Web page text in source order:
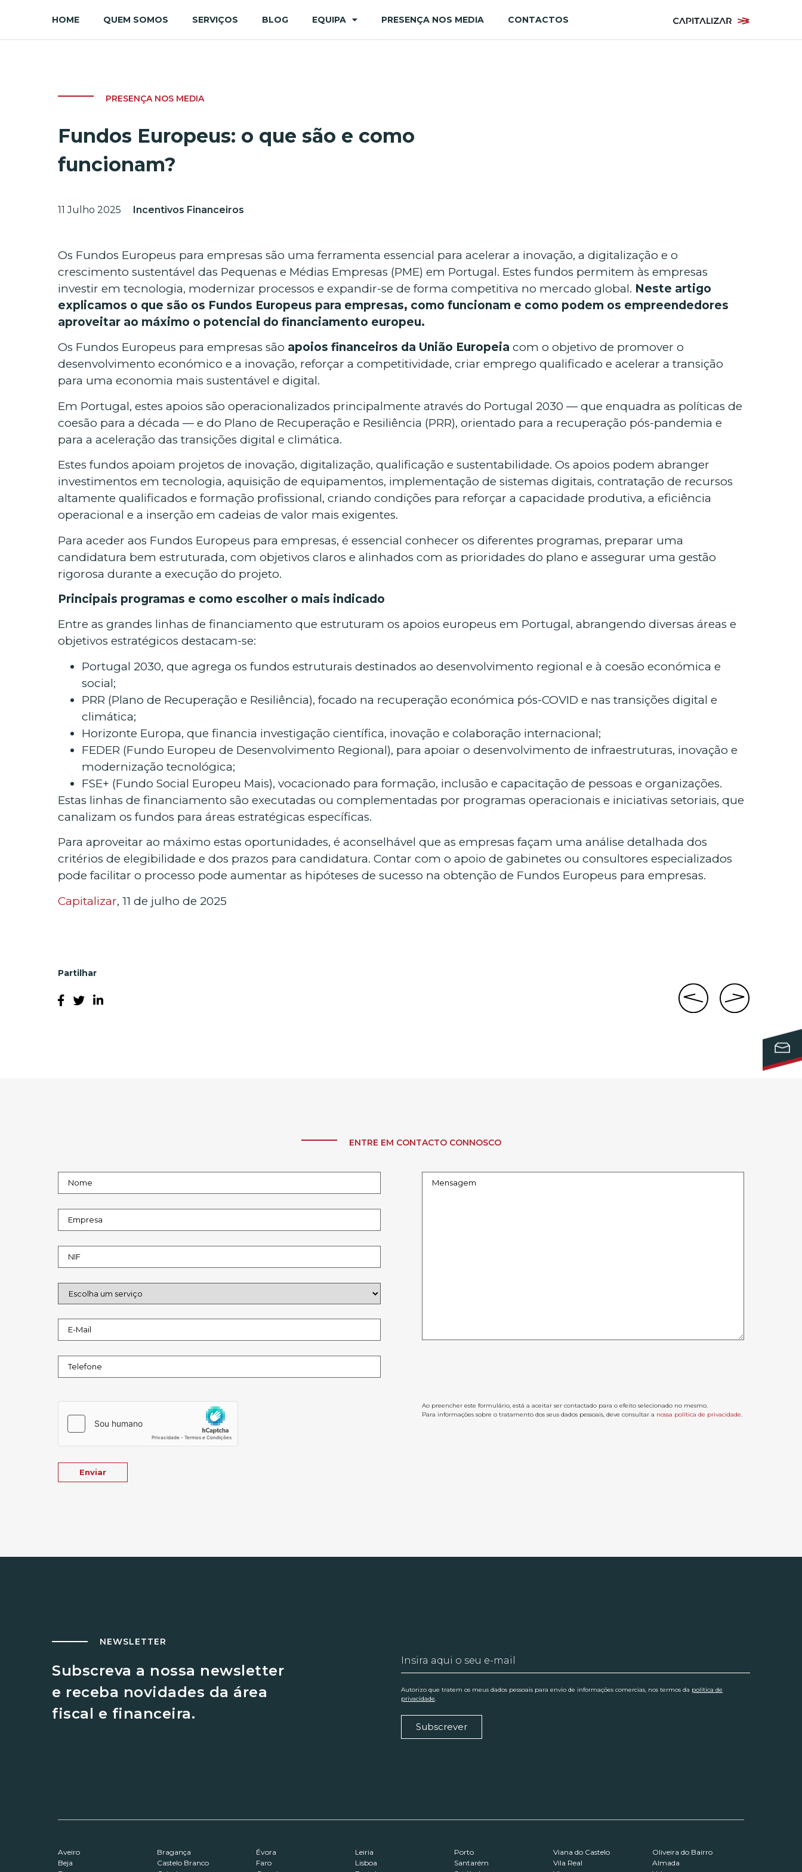
HOME QUEM SOMOS SERVIÇOS BLOG EQUIPA PRESENÇA NOS MEDIA CONTACTOS
PRESENÇA NOS MEDIA
Fundos Europeus: o que são e como
funcionam?
11 Julho 2025 Incentivos Financeiros
Os Fundos Europeus para empresas são uma ferramenta essencial para acelerar a inovação, a digitalização e o
crescimento sustentável das Pequenas e Médias Empresas (PME) em Portugal. Estes fundos permitem às empresas
investir em tecnologia, modernizar processos e expandir-se de forma competitiva no mercado global. Neste artigo
explicamos o que são os Fundos Europeus para empresas, como funcionam e como podem os empreendedores
aproveitar ao máximo o potencial do financiamento europeu.
Os Fundos Europeus para empresas são apoios financeiros da União Europeia com o objetivo de promover o
desenvolvimento económico e a inovação, reforçar a competitividade, criar emprego qualificado e acelerar a transição
para uma economia mais sustentável e digital.
Em Portugal, estes apoios são operacionalizados principalmente através do Portugal 2030 — que enquadra as políticas de
coesão para a década — e do Plano de Recuperação e Resiliência (PRR), orientado para a recuperação pós-pandemia e
para a aceleração das transições digital e climática.
Estes fundos apoiam projetos de inovação, digitalização, qualificação e sustentabilidade. Os apoios podem abranger
investimentos em tecnologia, aquisição de equipamentos, implementação de sistemas digitais, contratação de recursos
altamente qualificados e formação profissional, criando condições para reforçar a capacidade produtiva, a eficiência
operacional e a inserção em cadeias de valor mais exigentes.
Para aceder aos Fundos Europeus para empresas, é essencial conhecer os diferentes programas, preparar uma
candidatura bem estruturada, com objetivos claros e alinhados com as prioridades do plano e assegurar uma gestão
rigorosa durante a execução do projeto.
Principais programas e como escolher o mais indicado
Entre as grandes linhas de financiamento que estruturam os apoios europeus em Portugal, abrangendo diversas áreas e
objetivos estratégicos destacam-se:
Portugal 2030, que agrega os fundos estruturais destinados ao desenvolvimento regional e à coesão económica e
social;
PRR (Plano de Recuperação e Resiliência), focado na recuperação económica pós-COVID e nas transições digital e
climática;
Horizonte Europa, que financia investigação científica, inovação e colaboração internacional;
FEDER (Fundo Europeu de Desenvolvimento Regional), para apoiar o desenvolvimento de infraestruturas, inovação e
modernização tecnológica;
FSE+ (Fundo Social Europeu Mais), vocacionado para formação, inclusão e capacitação de pessoas e organizações.
Estas linhas de financiamento são executadas ou complementadas por programas operacionais e iniciativas setoriais, que
canalizam os fundos para áreas estratégicas específicas.
Para aproveitar ao máximo estas oportunidades, é aconselhável que as empresas façam uma análise detalhada dos
critérios de elegibilidade e dos prazos para candidatura. Contar com o apoio de gabinetes ou consultores especializados
pode facilitar o processo pode aumentar as hipóteses de sucesso na obtenção de Fundos Europeus para empresas.
Capitalizar, 11 de julho de 2025
Partilhar
ENTRE EM CONTACTO CONNOSCO
Ao preencher este formulário, está a aceitar ser contactado para o efeito selecionado no mesmo.
Para informações sobre o tratamento dos seus dados pessoais, deve consultar a nossa política de privacidade.
NEWSLETTER
Subscreva a nossa newsletter
e receba novidades da área
fiscal e financeira.
Autorizo que tratem os meus dados pessoais para envio de informações comercias, nos termos da política de
privacidade.
Subscrever
Aveiro
Beja
Bragança
Castelo Branco
Évora
Faro
Leiria
Lisboa
Porto
Santarém
Viana do Castelo
Vila Real
Oliveira do Bairro
Almada